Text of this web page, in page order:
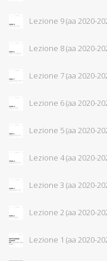
Lezione 9 (aa 2020-
Lezione 8 (aa 2020-
Lezione 7 (aa 2020-
Lezione 6 (aa 2020-
Lezione 5 (aa 2020-
Lezione 4 (aa 2020-
Lezione 3 (aa 2020-
Lezione 2 (aa 2020-
Lezione 1 (aa 2020-